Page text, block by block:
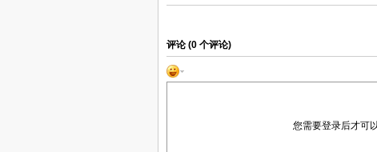
评论 (0 个评论)
您需要登录后才可